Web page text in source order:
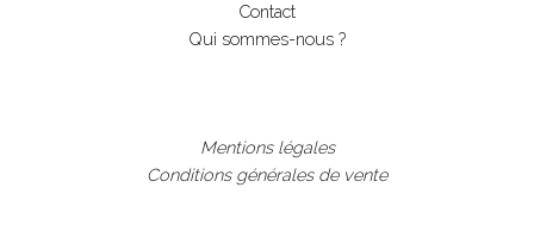
Contact
Qui sommes-nous ?
Mentions légales
Conditions générales de vente